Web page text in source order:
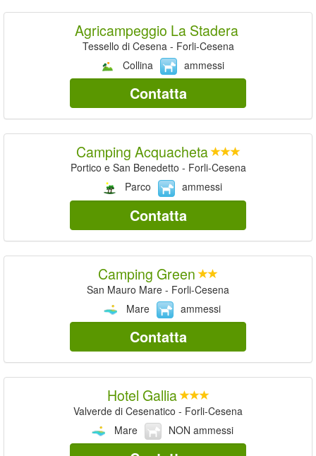
Agricampeggio La Stadera
Tessello di Cesena - Forli-Cesena
Collina
ammessi
Contatta
Camping Acquacheta
Portico e San Benedetto - Forli-Cesena
Parco
ammessi
Contatta
Camping Green
San Mauro Mare - Forli-Cesena
Mare
ammessi
Contatta
Hotel Gallia
Valverde di Cesenatico - Forli-Cesena
Mare
NON ammessi